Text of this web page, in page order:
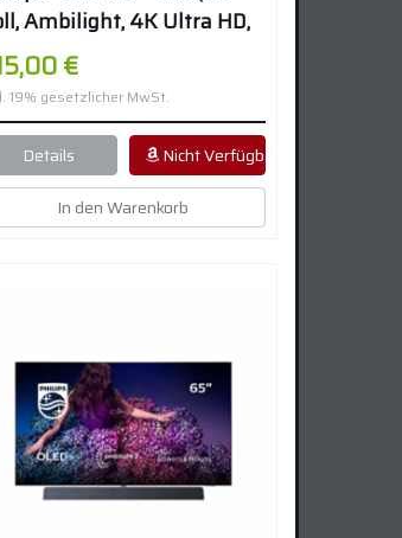
Ambilight, 4K Ultra HD,
Tuner, Smart
– Silber
€
19% gesetzlicher MwSt.
Details
Nicht Verfügbar
In den Warenkorb